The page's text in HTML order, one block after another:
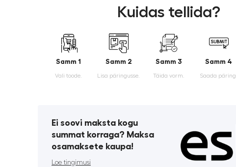
Kuidas tellida?
Samm 1
Vali toode.
Samm 2
Lisa päringusse.
Samm 3
Täida vorm.
Samm 4
Saada päring.
Ei soovi maksta kogu
summat korraga? Maksa
osamaksete kaupa!
Loe tingimusi